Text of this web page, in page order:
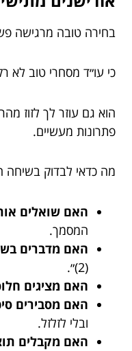
בחירה טובה מרגישה
כי עו״ד מסחרי טוב לא
הוא גם עוזר לך לזוז
פתרונות מעשיים.
מה כדאי לבדוק בשיחה
האם שואלים
המסמך.
האם מדברים
(2)״.
האם מציגים
האם מסבירים
ובלי לזלזל.
האם מקבלים